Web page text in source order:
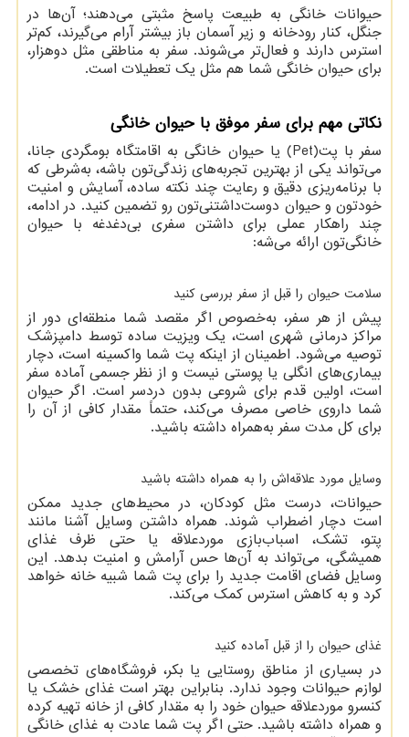
حیوانات خانگی به طبیعت پاسخ مثبتی می‌دهند؛ آن‌ها در
جنگل، کنار رودخانه و زیر آسمان باز بیشتر آرام می‌گیرند، کم‌تر
استرس دارند و فعال‌تر می‌شوند. سفر به مناطقی مثل دوهزار،
برای حیوان خانگی شما هم مثل یک تعطیلات است.
نکاتی مهم برای سفر موفق با حیوان خانگی
سفر با پت(Pet) یا حیوان خانگی به اقامتگاه بومگردی جانا،
می‌تواند یکی از بهترین تجربه‌های زندگی‌تون باشه، به‌شرطی که
با برنامه‌ریزی دقیق و رعایت چند نکته ساده، آسایش و امنیت
خودتون و حیوان دوست‌داشتنی‌تون رو تضمین کنید. در ادامه،
چند راهکار عملی برای داشتن سفری بی‌دغدغه با حیوان
خانگی‌تون ارائه می‌شه:
سلامت حیوان را قبل از سفر بررسی کنید
پیش از هر سفر، به‌خصوص اگر مقصد شما منطقه‌ای دور از
مراکز درمانی شهری است، یک ویزیت ساده توسط دامپزشک
توصیه می‌شود. اطمینان از اینکه پت شما واکسینه است، دچار
بیماری‌های انگلی یا پوستی نیست و از نظر جسمی آماده سفر
است، اولین قدم برای شروعی بدون دردسر است. اگر حیوان
شما داروی خاصی مصرف می‌کند، حتماً مقدار کافی از آن را
برای کل مدت سفر به‌همراه داشته باشید.
وسایل مورد علاقه‌اش را به همراه داشته باشید
حیوانات، درست مثل کودکان، در محیط‌های جدید ممکن
است دچار اضطراب شوند. همراه داشتن وسایل آشنا مانند
پتو، تشک، اسباب‌بازی موردعلاقه یا حتی ظرف غذای
همیشگی، می‌تواند به آن‌ها حس آرامش و امنیت بدهد. این
وسایل فضای اقامت جدید را برای پت شما شبیه خانه خواهد
کرد و به کاهش استرس کمک می‌کند.
غذای حیوان را از قبل آماده کنید
در بسیاری از مناطق روستایی یا بکر، فروشگاه‌های تخصصی
لوازم حیوانات وجود ندارد. بنابراین بهتر است غذای خشک یا
کنسرو موردعلاقه حیوان خود را به مقدار کافی از خانه تهیه کرده
و همراه داشته باشید. حتی اگر پت شما عادت به غذای خانگی